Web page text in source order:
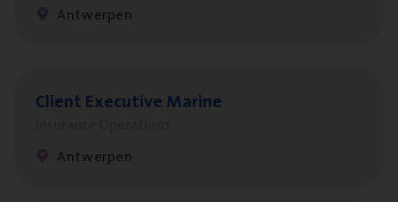
Antwerpen
Client Exe­cu­ti­ve Marine
Antwerpen